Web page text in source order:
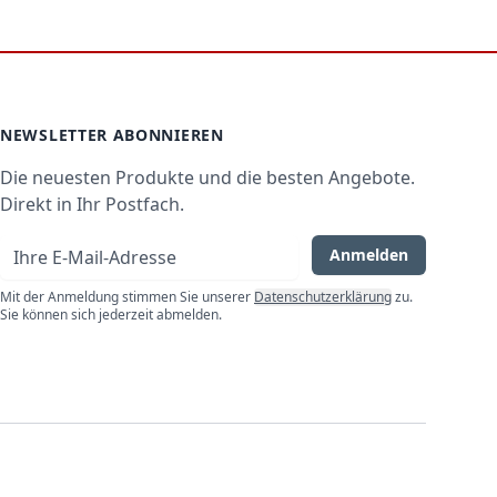
weiße Front. Ideal, wenn Sie eine bestehende
Küchenzeile stehen. Ideal für
Maßgedecke.
NEWSLETTER ABONNIEREN
Die neuesten Produkte und die besten Angebote.
Direkt in Ihr Postfach.
E-Mail-Adresse
Anmelden
Mit der Anmeldung stimmen Sie unserer Datenschutzerklärungzu.
Sie können sich jederzeit abmelden.